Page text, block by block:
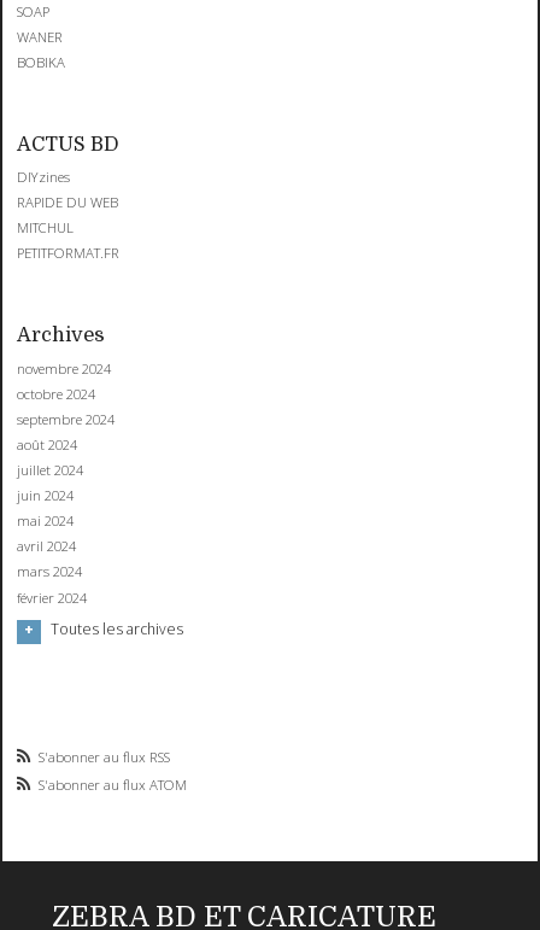
SOAP
WANER
BOBIKA
ACTUS BD
DIYzines
RAPIDE DU WEB
MITCHUL
PETITFORMAT.FR
Archives
novembre 2024
octobre 2024
septembre 2024
août 2024
juillet 2024
juin 2024
mai 2024
avril 2024
mars 2024
février 2024
Toutes les archives
S'abonner au flux RSS
S'abonner au flux ATOM
ZEBRA BD ET CARICATURE